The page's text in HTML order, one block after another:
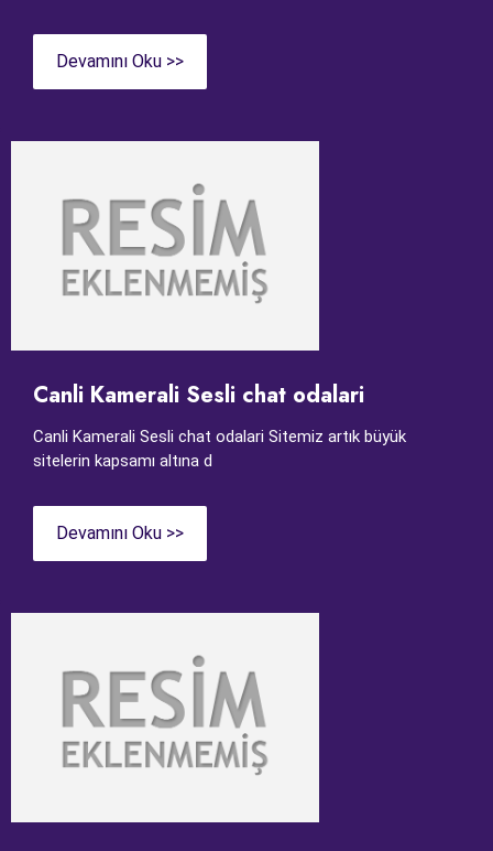
Devamını Oku >>
Canli Kamerali Sesli chat odalari
Canli Kamerali Sesli chat odalari Sitemiz artık büyük
sitelerin kapsamı altına d
Devamını Oku >>